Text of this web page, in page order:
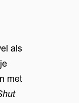
als
met